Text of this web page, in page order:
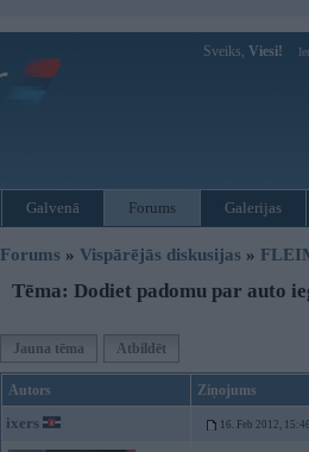
Sveiks, Viesi!
Galvenā Forums Galerijas
Forums » Vispārējās diskusijas »
Tēma: Dodiet padomu par auto
Jauna tēma Atbildēt
Autors Ziņojums
ixers 16. Feb 2012,